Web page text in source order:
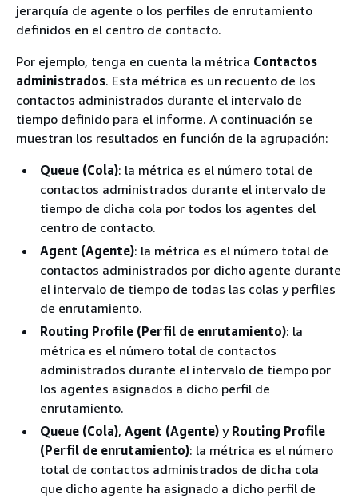
jerarquía de agente o los perfiles de enrutamiento
definidos en el centro de contacto.
Por ejemplo, tenga en cuenta la métrica Contactos
administrados. Esta métrica es un recuento de los
contactos administrados durante el intervalo de
tiempo definido para el informe. A continuación se
muestran los resultados en función de la agrupación:
Queue (Cola): la métrica es el número total de
contactos administrados durante el intervalo de
tiempo de dicha cola por todos los agentes del
centro de contacto.
Agent (Agente): la métrica es el número total de
contactos administrados por dicho agente durante
el intervalo de tiempo de todas las colas y perfiles
de enrutamiento.
Routing Profile (Perfil de enrutamiento): la
métrica es el número total de contactos
administrados durante el intervalo de tiempo por
los agentes asignados a dicho perfil de
enrutamiento.
Queue (Cola), Agent (Agente) y Routing Profile
(Perfil de enrutamiento): la métrica es el número
total de contactos administrados de dicha cola
que dicho agente ha asignado a dicho perfil de